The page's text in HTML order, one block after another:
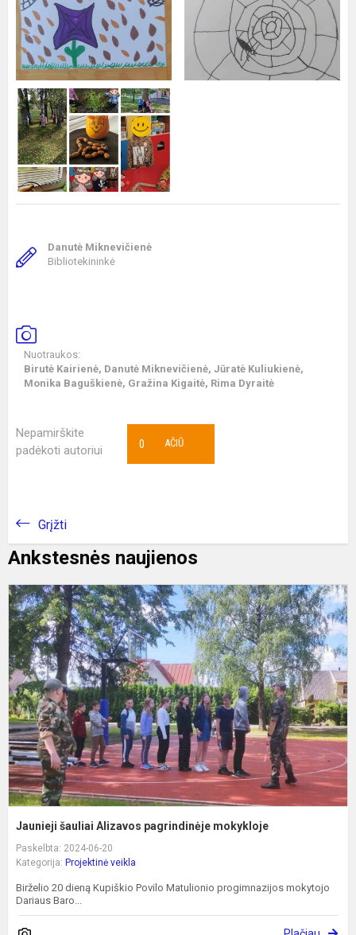
Danutė Miknevičienė
Bibliotekininkė
Nuotraukos:
Birutė Kairienė, Danutė Miknevičienė, Jūratė Kuliukienė,
Monika Baguškienė, Gražina Kigaitė, Rima Dyraitė
Nepamirškite
padėkoti autoriui
AČIŪ
0
Grįžti
Ankstesnės naujienos
Jaunieji šauliai Alizavos pagrindinėje mokykloje
Paskelbta: 2024-06-20
Kategorija: Projektinė veikla
Birželio 20 dieną Kupiškio Povilo Matulionio progimnazijos mokytojo
Dariaus Baro...